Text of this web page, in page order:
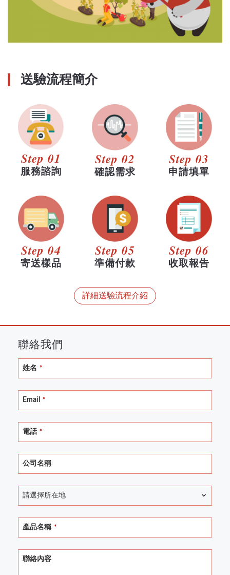
送驗流程簡介
Step 01
服務諮詢
Step 02
確認需求
Step 03
申請填單
Step 04
寄送樣品
Step 05
準備付款
Step 06
收取報告
詳細送驗流程介紹
聯絡我們
姓名 *
Email *
電話 *
Your
Website
公司名稱
請選擇所在地
產品名稱 *
聯絡內容